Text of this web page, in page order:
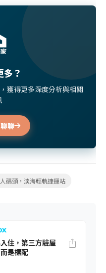
多？
獲得更多深度分析與相關
聊
碼頭，淡海輕軌捷運站